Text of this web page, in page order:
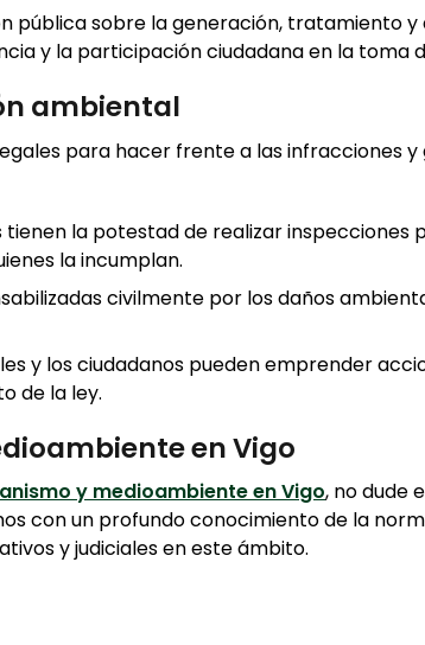
pública sobre la generación, tratamiento y
y la participación ciudadana en la toma
ambiental
para hacer frente a las infracciones
tienen la potestad de realizar inspecciones
la incumplan.
civilmente por los daños
y los ciudadanos pueden emprender
de la ley.
en Vigo
y medioambiente en Vigo, no dude
con un profundo conocimiento de la
y judiciales en este ámbito.